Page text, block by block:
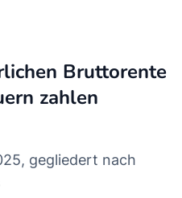
Bruttorente
zahlen
gegliedert nach